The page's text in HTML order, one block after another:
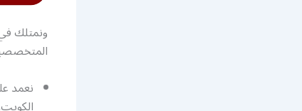
ونمتلك
نعمد